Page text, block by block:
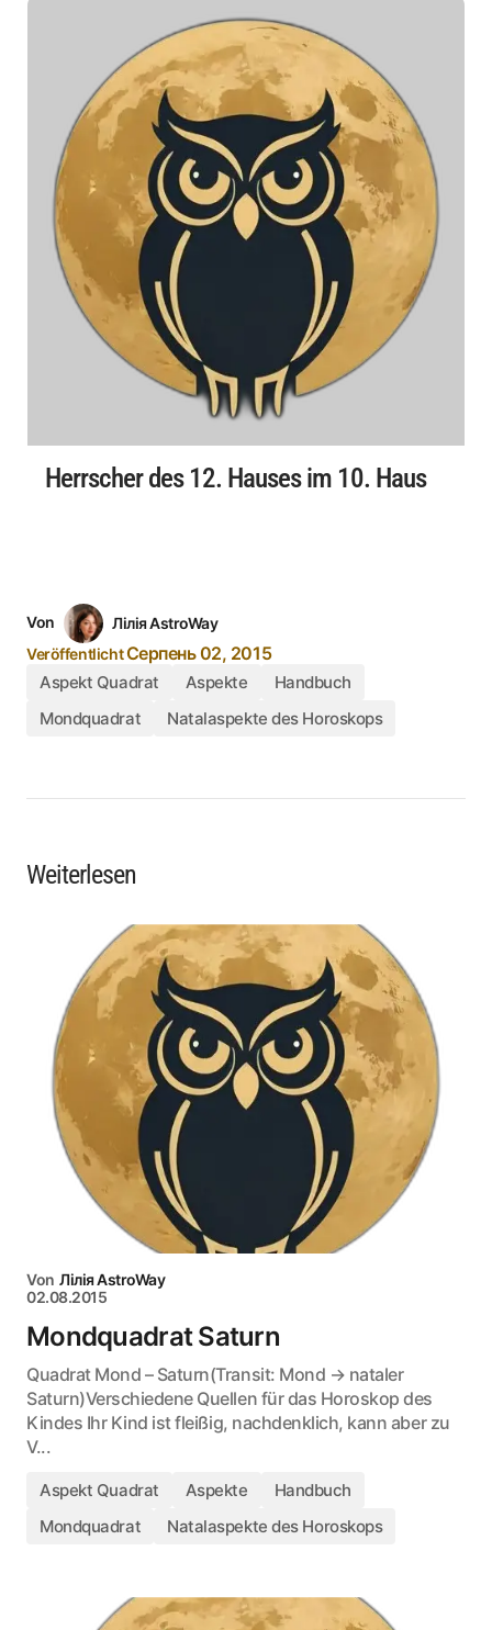
Herrscher des 12. Hauses im 10. Haus
Von
Лілія AstroWay
VeröffentlichtСерпень 02, 2015
Aspekt Quadrat Aspekte
Handbuch
Mondquadrat
Natalaspekte des Horoskops
Weiterlesen
Von Лілія AstroWay
02.08.2015
Mondquadrat Saturn
Quadrat Mond – Saturn(Transit: Mond → nataler
Saturn)Verschiedene Quellen für das Horoskop des
Kindes Ihr Kind ist fleißig, nachdenklich, kann aber zu
V...
Aspekt Quadrat Aspekte
Handbuch
Mondquadrat
Natalaspekte des Horoskops